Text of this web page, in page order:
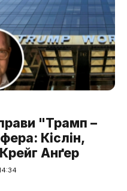
"Трамп –
Кіслін,
Анґер